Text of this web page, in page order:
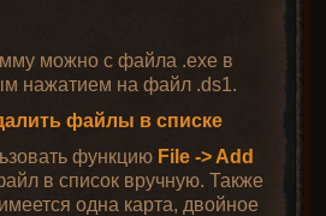
можно с файла .exe в
нажатием на файл .ds1.
файлы в списке
функцию File -> Add
в список вручную. Также
одна карта, двойное